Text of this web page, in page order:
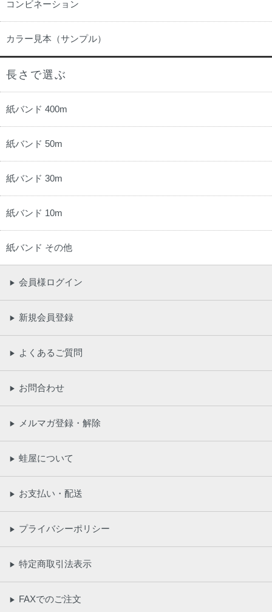
コンビネーション
カラー見本（サンプル）
長さで選ぶ
紙バンド 400m
紙バンド 50m
紙バンド 30m
紙バンド 10m
紙バンド その他
▶ 会員様ログイン
▶ 新規会員登録
▶ よくあるご質問
▶ お問合わせ
▶ メルマガ登録・解除
▶ 蛙屋について
▶ お支払い・配送
▶ プライバシーポリシー
▶ 特定商取引法表示
▶ FAXでのご注文